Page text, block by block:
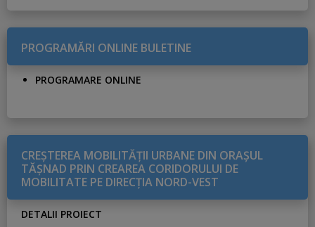
PROGRAMĂRI ONLINE BULETINE
PROGRAMARE ONLINE
CREŞTEREA MOBILITĂŢII URBANE DIN ORAŞUL
TĂŞNAD PRIN CREAREA CORIDORULUI DE
MOBILITATE PE DIRECŢIA NORD-VEST
DETALII PROIECT